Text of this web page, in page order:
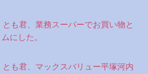
も君、業務スーパーでお買い物と
にした。
も君、マックスバリュー平塚河内